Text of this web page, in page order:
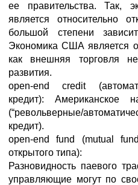
ее правительства. Так,
является относительно
большой степени
Экономика США является
как внешняя торговля
развития.
open-end credit
кредит): Американское
(“револьверные/
кредит).
open-end fund (mutual
открытого типа):
Разновидность паевого
управляющие могут по